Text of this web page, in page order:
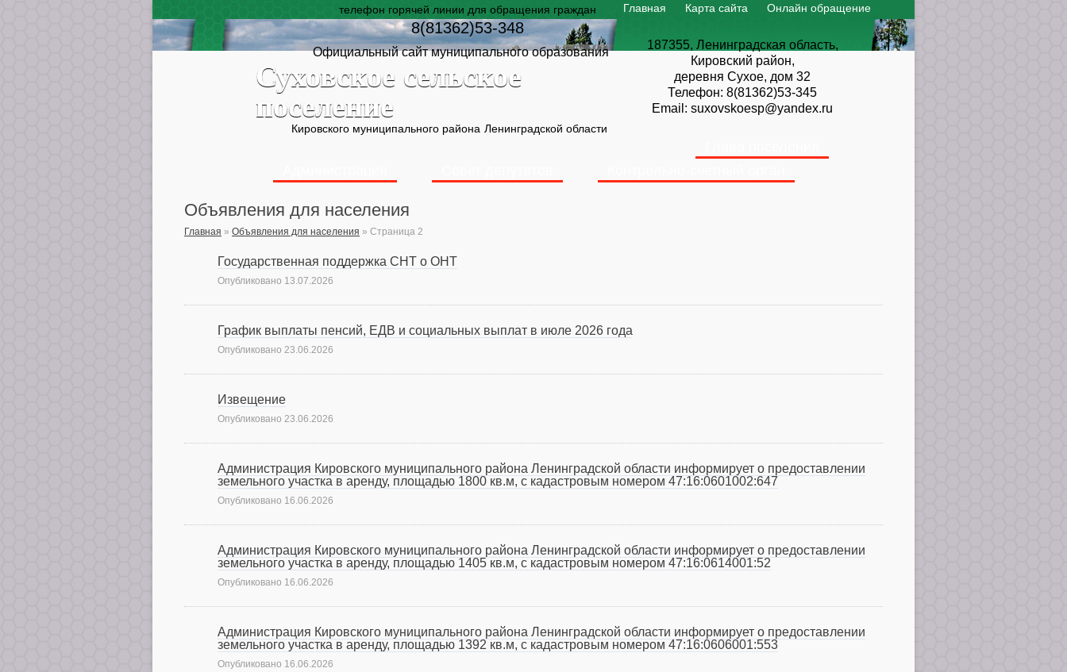
телефон горячей линии для обращения граждан
8(81362)53-348
Официальный сайт муниципального образования
Суховское сельское
поселение
Кировского муниципального района Ленинградской области
Главная Карта сайта Онлайн обращение
187355, Ленинградская область,
Кировский район,
деревня Сухое, дом 32
Телефон: 8(81362)53-345
Email: suxovskoesp@yandex.ru
Объявления для населения
Главная » Объявления для населения » Страница 2
Государственная поддержка СНТ о ОНТ
Опубликовано 13.07.2026
График выплаты пенсий, ЕДВ и социальных выплат в июле 2026 года
Опубликовано 23.06.2026
Извещение
Опубликовано 23.06.2026
Администрация Кировского муниципального района Ленинградской области информирует о предоставлении
земельного участка в аренду, площадью 1800 кв.м, с кадастровым номером 47:16:0601002:647
Опубликовано 16.06.2026
Администрация Кировского муниципального района Ленинградской области информирует о предоставлении
земельного участка в аренду, площадью 1405 кв.м, с кадастровым номером 47:16:0614001:52
Опубликовано 16.06.2026
Администрация Кировского муниципального района Ленинградской области информирует о предоставлении
земельного участка в аренду, площадью 1392 кв.м, с кадастровым номером 47:16:0606001:553
Опубликовано 16.06.2026